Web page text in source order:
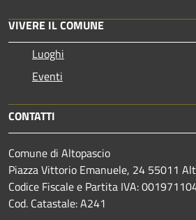
VIVERE IL COMUNE
Luoghi
Eventi
CONTATTI
Comune di Altopascio
Piazza Vittorio Emanuele, 24 55011
Codice Fiscale e Partita IVA:
Cod. Catastale: A241